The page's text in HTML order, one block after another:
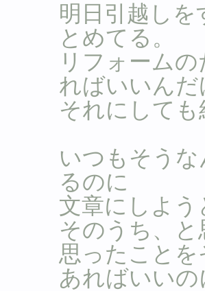
明日引越し
とめてる。
リフォーム
ればいいんだ
それにして
いつもそう
るのに
文章にしよ
そのうち、
思ったこと
あればいいの